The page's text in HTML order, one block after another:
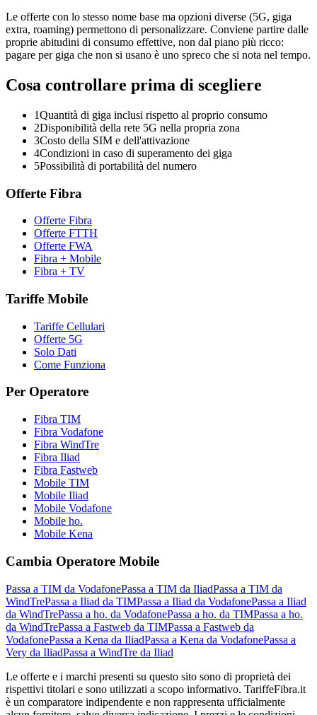
Le offerte con lo stesso nome base ma opzioni diverse (5G, giga
extra, roaming) permettono di personalizzare. Conviene partire dalle
proprie abitudini di consumo effettive, non dal piano più ricco:
pagare per giga che non si usano è uno spreco che si nota nel tempo.
Cosa controllare prima di scegliere
1Quantità di giga inclusi rispetto al proprio consumo
2Disponibilità della rete 5G nella propria zona
3Costo della SIM e dell'attivazione
4Condizioni in caso di superamento dei giga
5Possibilità di portabilità del numero
Offerte Fibra
Offerte Fibra
Offerte FTTH
Offerte FWA
Fibra + Mobile
Fibra + TV
Tariffe Mobile
Tariffe Cellulari
Offerte 5G
Solo Dati
Come Funziona
Per Operatore
Fibra TIM
Fibra Vodafone
Fibra WindTre
Fibra Iliad
Fibra Fastweb
Mobile TIM
Mobile Iliad
Mobile Vodafone
Mobile ho.
Mobile Kena
Cambia Operatore Mobile
Passa a TIM da VodafonePassa a TIM da IliadPassa a TIM da
WindTrePassa a Iliad da TIMPassa a Iliad da VodafonePassa a Iliad
da WindTrePassa a ho. da VodafonePassa a ho. da TIMPassa a ho.
da WindTrePassa a Fastweb da TIMPassa a Fastweb da
VodafonePassa a Kena da IliadPassa a Kena da VodafonePassa a
Very da IliadPassa a WindTre da Iliad
Le offerte e i marchi presenti su questo sito sono di proprietà dei
rispettivi titolari e sono utilizzati a scopo informativo. TariffeFibra.it
è un comparatore indipendente e non rappresenta ufficialmente